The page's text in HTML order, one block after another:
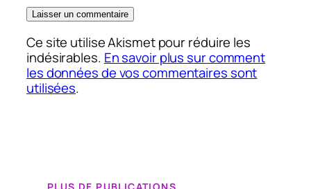
Ce site utilise Akismet pour réduire les
indésirables. En savoir plus sur comment
les données de vos commentaires sont
utilisées.